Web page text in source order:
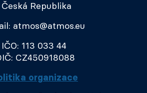
Česká Republika
atmos@atmos.eu
IČO: 113 033 44
CZ450918088
organizace